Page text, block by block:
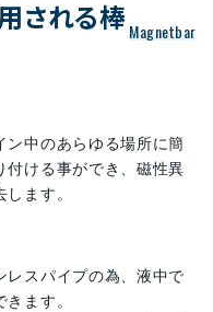
される棒Magnetbar
ン中のあらゆる場所に簡
付ける事ができ、磁性異
ます。
スパイプの為、液中で
ます。